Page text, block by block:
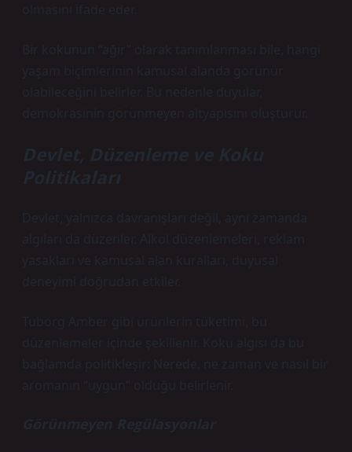
olmasını ifade eder.
Bir kokunun “ağır” olarak tanımlanması bile, hangi
yaşam biçimlerinin kamusal alanda görünür
olabileceğini belirler. Bu nedenle duyular,
demokrasinin görünmeyen altyapısını oluşturur.
Devlet, Düzenleme ve Koku
Politikaları
Devlet, yalnızca davranışları değil, aynı zamanda
algıları da düzenler. Alkol düzenlemeleri, reklam
yasakları ve kamusal alan kuralları, duyusal
deneyimi doğrudan etkiler.
Tuborg Amber gibi ürünlerin tüketimi, bu
düzenlemeler içinde şekillenir. Koku algısı da bu
bağlamda politikleşir: Nerede, ne zaman ve nasıl bir
aromanın “uygun” olduğu belirlenir.
Görünmeyen Regülasyonlar